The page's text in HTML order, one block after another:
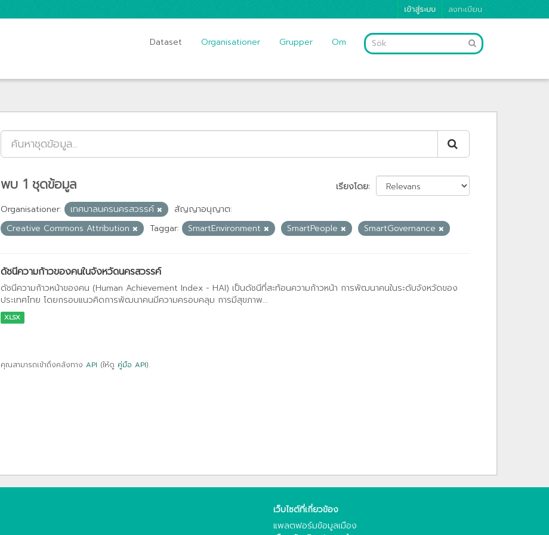
เข้าสู่ระบบ ลงทะเบียน
Dataset Organisationer Grupper Om
เรียงโดย
พบ 1 ชุดข้อมูล
Organisationer: เทศบาลนครนครสวรรค์
สัญญาอนุญาต:
Creative Commons Attribution
Taggar: SmartEnvironment SmartPeople SmartGovernance
ดัชนีความก้าวของคนในจังหวัดนครสวรรค์
ดัชนีความก้าวหน้าของคน (Human Achievement Index - HAI) เป็นดัชนีที่สะท้อนความก้าวหน้า การพัฒนาคนในระดับจังหวัดของ
ประเทศไทย โดยกรอบแนวคิดการพัฒนาคนมีความครอบคลุม การมีสุขภาพ...
XLSX
คุณสามารถเข้าถึงคลังทาง API (ให้ดู คู่มือ API).
เว็บไซต์ที่เกี่ยวข้อง
แพลตฟอร์มข้อมูลเมือง